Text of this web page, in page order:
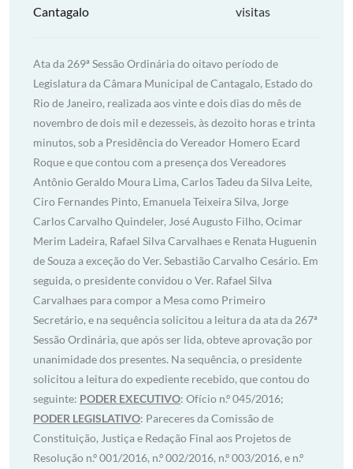
Cantagalo
visitas
Ata da 269ª Sessão Ordinária do oitavo período de
Legislatura da Câmara Municipal de Cantagalo, Estado do
Rio de Janeiro, realizada aos vinte e dois dias do mês de
novembro de dois mil e dezesseis, às dezoito horas e trinta
minutos, sob a Presidência do Vereador Homero Ecard
Roque e que contou com a presença dos Vereadores
Antônio Geraldo Moura Lima, Carlos Tadeu da Silva Leite,
Ciro Fernandes Pinto, Emanuela Teixeira Silva, Jorge
Carlos Carvalho Quindeler, José Augusto Filho, Ocimar
Merim Ladeira, Rafael Silva Carvalhaes e Renata Huguenin
de Souza a exceção do Ver. Sebastião Carvalho Cesário. Em
seguida, o presidente convidou o Ver. Rafael Silva
Carvalhaes para compor a Mesa como Primeiro
Secretário, e na sequência solicitou a leitura da ata da 267ª
Sessão Ordinária, que após ser lida, obteve aprovação por
unanimidade dos presentes. Na sequência, o presidente
solicitou a leitura do expediente recebido, que contou do
seguinte: PODER EXECUTIVO: Ofício n.º 045/2016;
PODER LEGISLATIVO: Pareceres da Comissão de
Constituição, Justiça e Redação Final aos Projetos de
Resolução n.º 001/2016, n.º 002/2016, n.º 003/2016, e n.º